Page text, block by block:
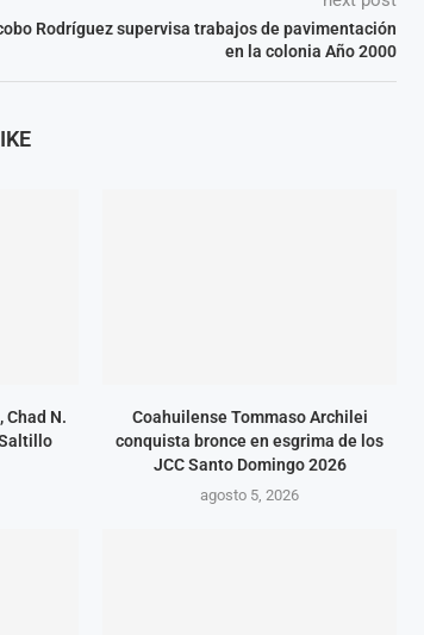
Rodríguez supervisa trabajos de pavimentación
en la colonia Año 2000
N.
Coahuilense Tommaso Archilei
conquista bronce en esgrima de los
JCC Santo Domingo 2026
agosto 5, 2026